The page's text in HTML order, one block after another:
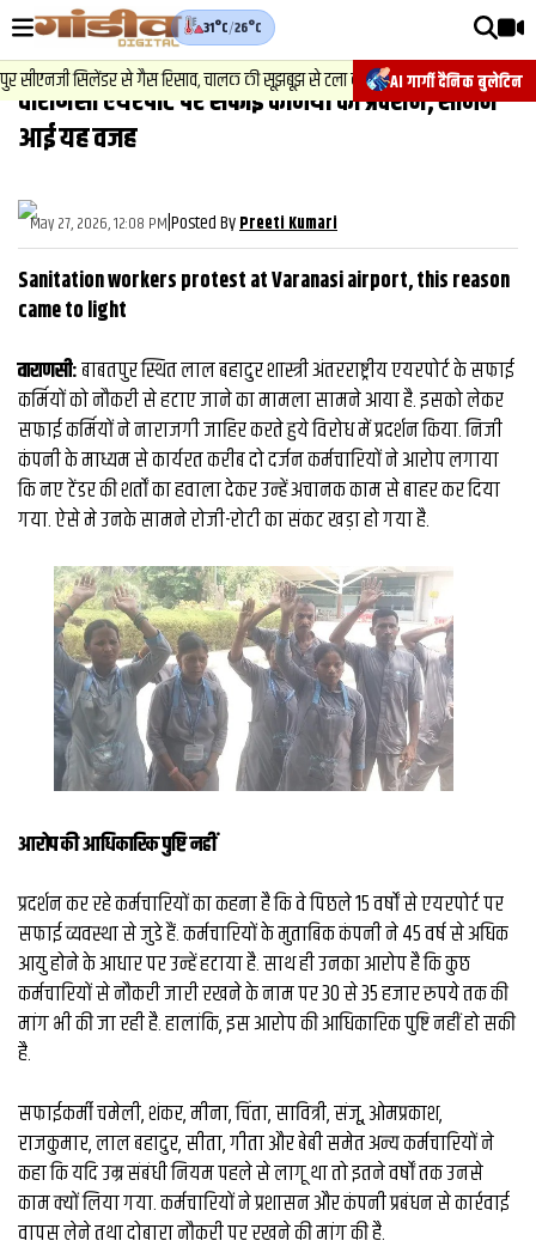
AI गार्गी दैनिक बुलेटिन
31°C/26°C
सिलेंडर से गैस रिसाव, चालक की सूझबूझ से टला बड़ा हादसा. 2.न्यूज़-चेसिस
वीडियोज़
वाराणसी न्यूज़
राजनीति
फिल्मी
साहित्य
संस्कृति
ख़ान पान और जीवनशैली
अंतरराष्ट्रीय
फैक्ट चेक
मौसम
देश
वाराणसी एयरपोर्ट पर सफाई कर्मियों का प्रदर्शन, सामने
आई यह वजह
May 27, 2026, 12:08 PM|Posted ByPreeti Kumari
Sanitation workers protest at Varanasi airport, this reason
came to light
वाराणसी:बाबतपुर स्थित लाल बहादुर शास्त्री अंतरराष्ट्रीय एयरपोर्ट के सफाई
कर्मियों को नौकरी से हटाए जाने का मामला सामने आया है. इसको लेकर
सफाई कर्मियों ने नाराजगी जाहिर करते हुये विरोध में प्रदर्शन किया. निजी
कंपनी के माध्यम से कार्यरत करीब दो दर्जन कर्मचारियों ने आरोप लगाया
कि नए टेंडर की शर्तों का हवाला देकर उन्हें अचानक काम से बाहर कर दिया
गया. ऐसे मे उनके सामने रोजी-रोटी का संकट खड़ा हो गया है.
आरोप की आधिकारिक पुष्टि नहीं
प्रदर्शन कर रहे कर्मचारियों का कहना है कि वे पिछले 15 वर्षों से एयरपोर्ट पर
सफाई व्यवस्था से जुडे हैं. कर्मचारियों के मुताबिक कंपनी ने 45 वर्ष से अधिक
आयु होने के आधार पर उन्हें हटाया है. साथ ही उनका आरोप है कि कुछ
कर्मचारियों से नौकरी जारी रखने के नाम पर 30 से 35 हजार रुपये तक की
मांग भी की जा रही है. हालांकि, इस आरोप की आधिकारिक पुष्टि नहीं हो सकी
है.
सफाईकर्मी चमेली, शंकर, मीना, चिंता, सावित्री, संजू, ओमप्रकाश,
राजकुमार, लाल बहादुर, सीता, गीता और बेबी समेत अन्य कर्मचारियों ने
कहा कि यदि उम्र संबंधी नियम पहले से लागू था तो इतने वर्षों तक उनसे
काम क्यों लिया गया. कर्मचारियों ने प्रशासन और कंपनी प्रबंधन से कार्रवाई
वापस लेने तथा दोबारा नौकरी पर रखने की मांग की है.